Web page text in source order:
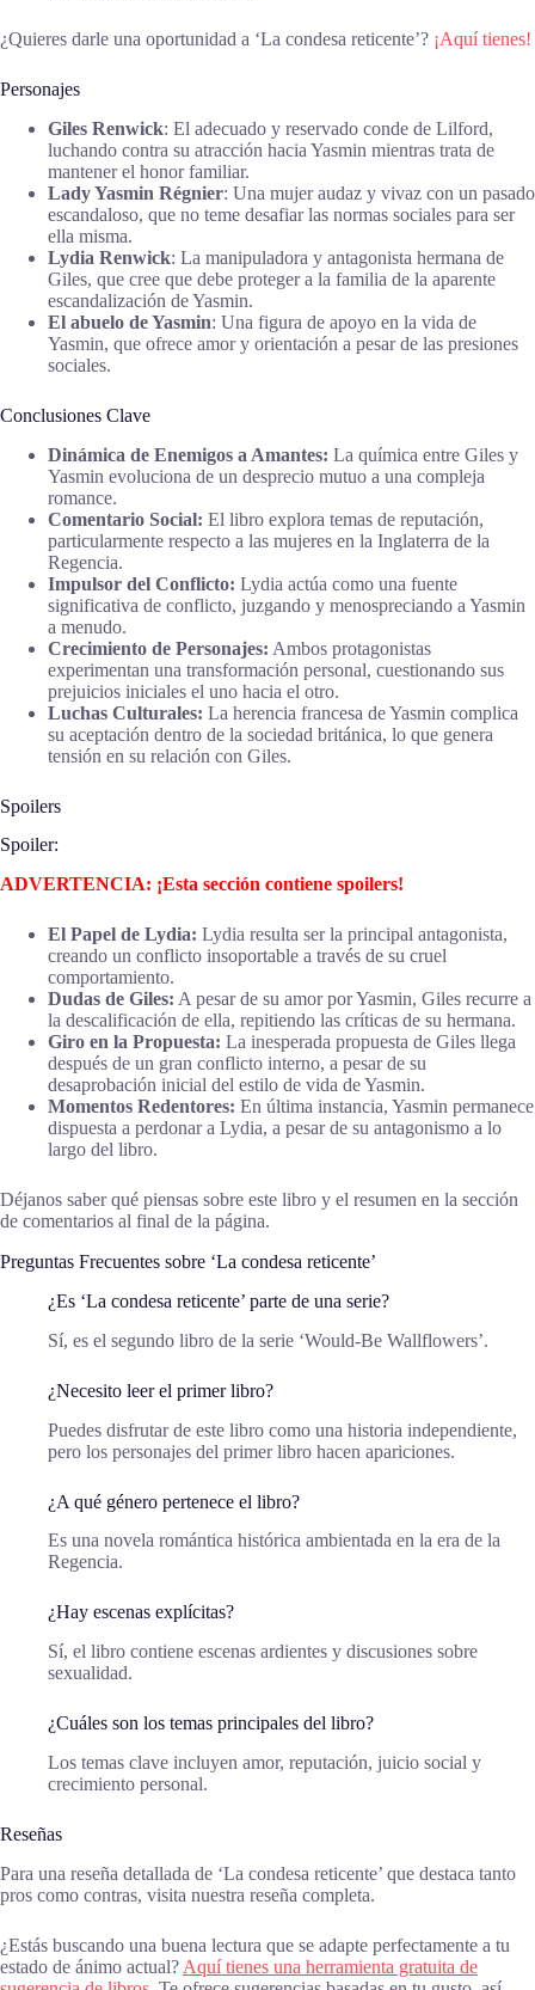
¿Quieres darle una oportunidad a ‘La condesa reticente’? ¡Aquí tienes!
Personajes
Giles Renwick: El adecuado y reservado conde de Lilford,
luchando contra su atracción hacia Yasmin mientras trata de
mantener el honor familiar.
Lady Yasmin Régnier: Una mujer audaz y vivaz con un pasado
escandaloso, que no teme desafiar las normas sociales para ser
ella misma.
Lydia Renwick: La manipuladora y antagonista hermana de
Giles, que cree que debe proteger a la familia de la aparente
escandalización de Yasmin.
El abuelo de Yasmin: Una figura de apoyo en la vida de
Yasmin, que ofrece amor y orientación a pesar de las presiones
sociales.
Conclusiones Clave
Dinámica de Enemigos a Amantes: La química entre Giles y
Yasmin evoluciona de un desprecio mutuo a una compleja
romance.
Comentario Social: El libro explora temas de reputación,
particularmente respecto a las mujeres en la Inglaterra de la
Regencia.
Impulsor del Conflicto: Lydia actúa como una fuente
significativa de conflicto, juzgando y menospreciando a Yasmin
a menudo.
Crecimiento de Personajes: Ambos protagonistas
experimentan una transformación personal, cuestionando sus
prejuicios iniciales el uno hacia el otro.
Luchas Culturales: La herencia francesa de Yasmin complica
su aceptación dentro de la sociedad británica, lo que genera
tensión en su relación con Giles.
Spoilers
Spoiler:
ADVERTENCIA: ¡Esta sección contiene spoilers!
El Papel de Lydia: Lydia resulta ser la principal antagonista,
creando un conflicto insoportable a través de su cruel
comportamiento.
Dudas de Giles: A pesar de su amor por Yasmin, Giles recurre a
la descalificación de ella, repitiendo las críticas de su hermana.
Giro en la Propuesta: La inesperada propuesta de Giles llega
después de un gran conflicto interno, a pesar de su
desaprobación inicial del estilo de vida de Yasmin.
Momentos Redentores: En última instancia, Yasmin permanece
dispuesta a perdonar a Lydia, a pesar de su antagonismo a lo
largo del libro.
Déjanos saber qué piensas sobre este libro y el resumen en la sección
de comentarios al final de la página.
Preguntas Frecuentes sobre ‘La condesa reticente’
¿Es ‘La condesa reticente’ parte de una serie?
Sí, es el segundo libro de la serie ‘Would-Be Wallflowers’.
¿Necesito leer el primer libro?
Puedes disfrutar de este libro como una historia independiente,
pero los personajes del primer libro hacen apariciones.
¿A qué género pertenece el libro?
Es una novela romántica histórica ambientada en la era de la
Regencia.
¿Hay escenas explícitas?
Sí, el libro contiene escenas ardientes y discusiones sobre
sexualidad.
¿Cuáles son los temas principales del libro?
Los temas clave incluyen amor, reputación, juicio social y
crecimiento personal.
Reseñas
Para una reseña detallada de ‘La condesa reticente’ que destaca tanto
pros como contras, visita nuestra reseña completa.
¿Estás buscando una buena lectura que se adapte perfectamente a tu
estado de ánimo actual? Aquí tienes una herramienta gratuita de